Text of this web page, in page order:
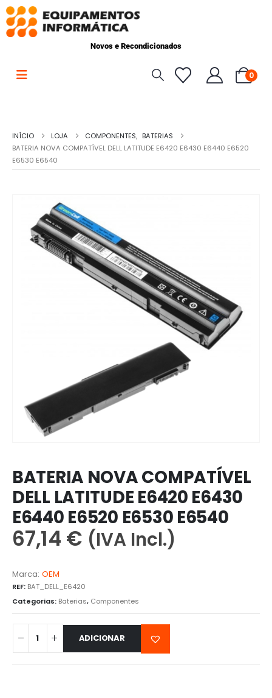
Novos e Recondicionados
0
INÍCIO LOJA COMPONENTES, BATERIAS
BATERIA NOVA COMPATÍVEL DELL LATITUDE E6420 E6430 E6440 E6520
E6530 E6540
BATERIA NOVA COMPATÍVEL
DELL LATITUDE E6420 E6430
E6440 E6520 E6530 E6540
67,14 € (IVA Incl.)
Marca: OEM
REF: BAT_DELL_E6420
Categorias: Baterias, Componentes
ADICIONAR